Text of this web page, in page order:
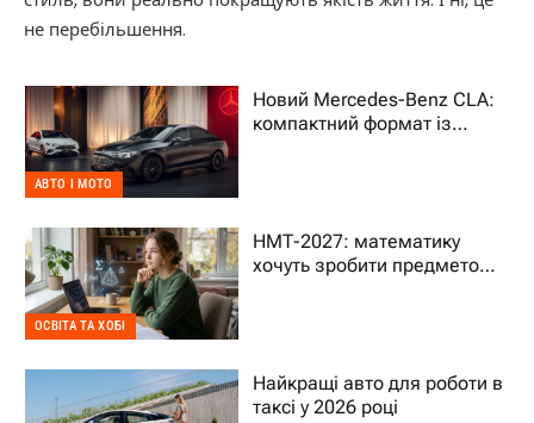
не перебільшення.
АВТО І МОТО
Новий Mercedes-Benz CLA:
компактний формат із
ОСВІТА ТА ХОБІ
НМТ-2027: математику
хочуть зробити предметом
Найкращі авто для роботи в
таксі у 2026 році